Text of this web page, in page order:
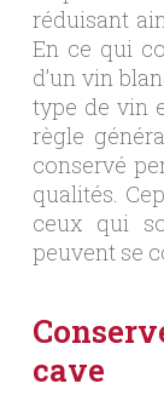
réduisant
En ce qui
d’un vin
type de vin
règle
conservé
qualités.
ceux qui
peuvent se
cave